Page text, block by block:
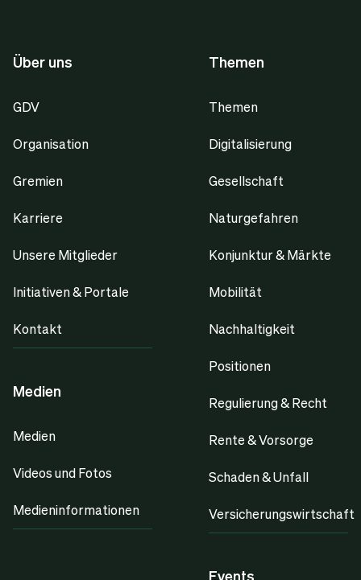
Über uns
GDV
Organisation
Gremien
Karriere
Unsere Mitglieder
Initiativen & Portale
Kontakt
Medien
Medien
Videos und Fotos
Medieninformationen
Themen
Themen
Digitalisierung
Gesellschaft
Naturgefahren
Konjunktur & Märkte
Mobilität
Nachhaltigkeit
Positionen
Regulierung & Recht
Rente & Vorsorge
Schaden & Unfall
Versicherungswirtschaft
Events